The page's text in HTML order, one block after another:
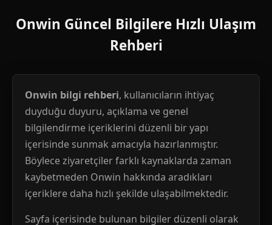
Onwin Güncel Bilgilere Hızlı Ulaşım
Rehberi
Onwin bilgi rehberi, kullanıcıların ihtiyaç
duyduğu duyuru, açıklama ve genel
bilgilendirme içeriklerini düzenli bir yapı
içerisinde sunmak amacıyla hazırlanmıştır.
Böylece ziyaretçiler farklı kaynaklarda zaman
kaybetmeden Onwin hakkında aradıkları
içeriklere daha hızlı şekilde ulaşabilmektedir.
Sayfa içerisinde bulunan bilgiler düzenli olarak